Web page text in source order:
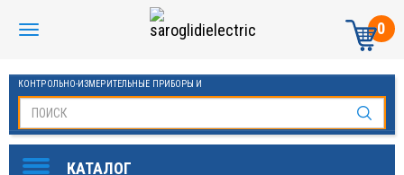
0
КОНТРОЛЬНО-ИЗМЕРИТЕЛЬНЫЕ ПРИБОРЫ И